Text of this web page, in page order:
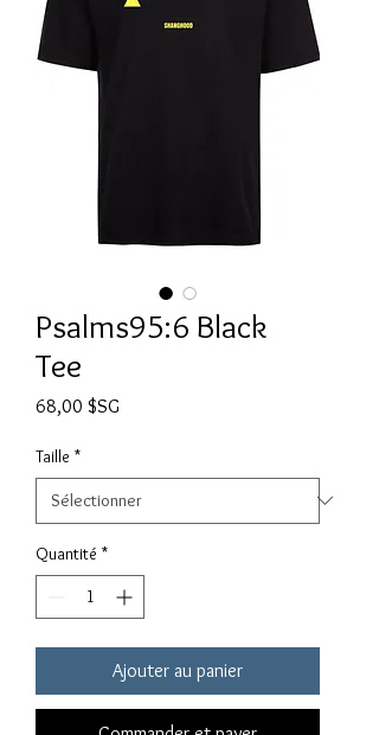
Psalms95:6 Black
Tee
68,00 $SG
Taille *
Quantité *
Ajouter au panier